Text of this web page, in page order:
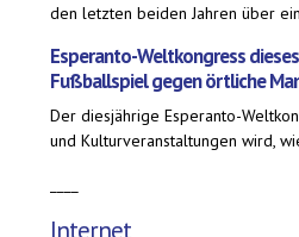
den letzten beiden Jahren über
Esperanto-Weltkongress dieses
Fußballspiel gegen örtliche
Der diesjährige Esperanto-
und Kulturveranstaltungen wird,
Internet